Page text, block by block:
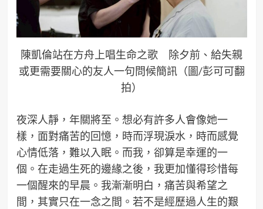
陳凱倫站在方舟上唱生命之歌 除夕前、給失親
或更需要關心的友人一句問候簡訊（圖/彭可可翻
拍）
夜深人靜，年關將至。想必有許多人會像她一
樣，面對痛苦的回憶，時而浮現淚水，時而感覺
心情低落，難以入眠。而我，卻算是幸運的一
個。在走過生死的邊緣之後，我更加懂得珍惜每
一個醒來的早晨。我漸漸明白，痛苦與希望之
間，其實只在一念之間。若不是經歷過人生的艱